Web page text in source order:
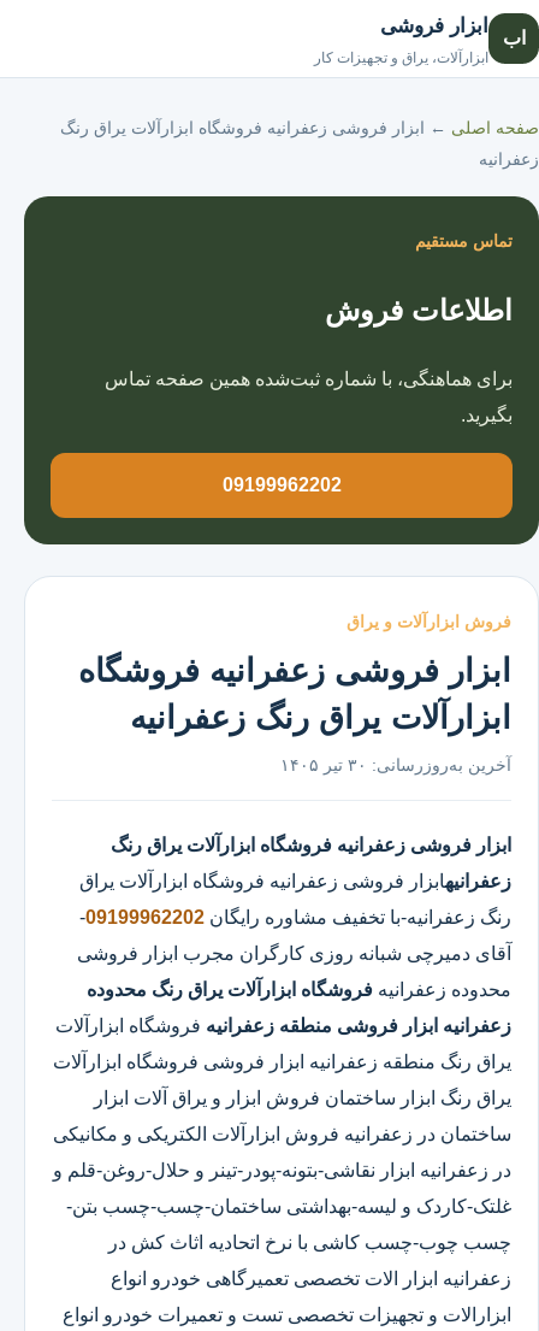
اب
ابزار فروشی
ابزارآلات، یراق و تجهیزات کار
صفحه اصلی ← ابزار فروشی زعفرانیه فروشگاه ابزارآلات یراق رنگ
زعفرانیه
فروش ابزارآلات و یراق
ابزار فروشی زعفرانیه فروشگاه
ابزارآلات یراق رنگ زعفرانیه
آخرین به‌روزرسانی: ۳۰ تیر ۱۴۰۵
ابزار فروشی زعفرانیه فروشگاه ابزارآلات یراق رنگ
زعفرانیهابزار فروشی زعفرانیه فروشگاه ابزارآلات یراق
رنگ زعفرانیه-با تخفیف مشاوره رایگان 09199962202
-
آقای دمیرچی شبانه روزی کارگران مجرب ابزار فروشی
محدوده زعفرانیه فروشگاه ابزارآلات یراق رنگ محدوده
زعفرانیه ابزار فروشی منطقه زعفرانیه فروشگاه ابزارآلات
یراق رنگ منطقه زعفرانیه ابزار فروشی فروشگاه ابزارآلات
یراق رنگ ابزار ساختمان فروش ابزار و یراق آلات ابزار
ساختمان در زعفرانیه فروش ابزارآلات الکتریکی و مکانیکی
در زعفرانیه ابزار نقاشی-بتونه-پودر-تینر و حلال-روغن-قلم و
غلتک-کاردک و لیسه-بهداشتی ساختمان-چسب-چسب بتن-
چسب چوب-چسب کاشی با نرخ اتحادیه اثاث کش در
زعفرانیه ابزار الات تخصصی تعمیرگاهی خودرو انواع
ابزارالات و تجهیزات تخصصی تست و تعمیرات خودرو انواع
تماس مستقیم
اطلاعات فروش
برای هماهنگی، با شماره ثبت‌شده همین صفحه تماس
بگیرید.
09199962202